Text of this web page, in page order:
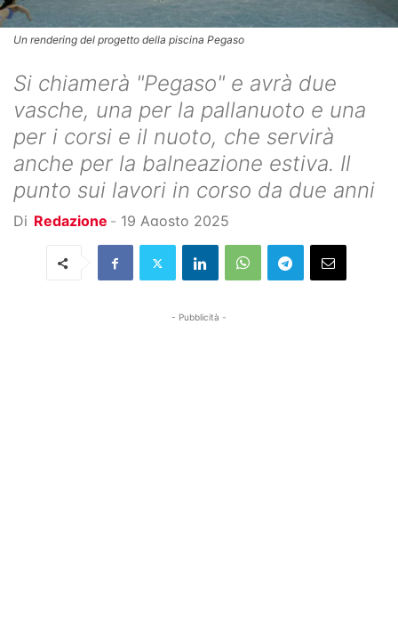
Un rendering del progetto della piscina Pegaso
Si chiamerà "Pegaso" e avrà due
vasche, una per la pallanuoto e una
per i corsi e il nuoto, che servirà
anche per la balneazione estiva. Il
punto sui lavori in corso da due anni
Di Redazione - 19 Agosto 2025
- Pubblicità -